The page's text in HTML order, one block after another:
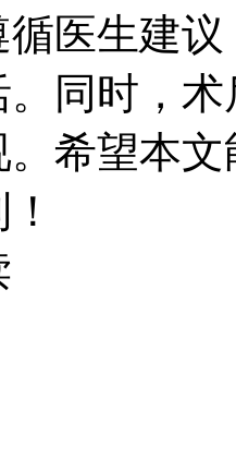
医生建
同时，
希望本